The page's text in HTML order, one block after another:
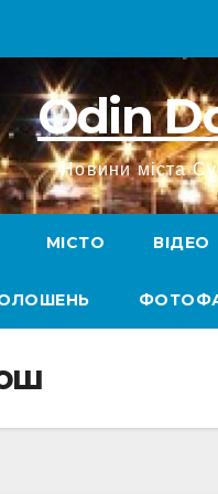
Odin
Новини міста
МІСТО ВІДЕО